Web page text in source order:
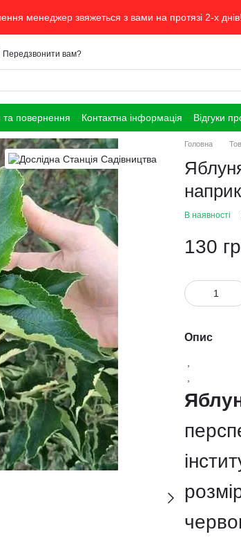
менеджер звяжеться з вами на протязі 2-х
Передзвонити вам?
та повернення Контактна інформація Відгуки
Головна
В наявності
130
Опис